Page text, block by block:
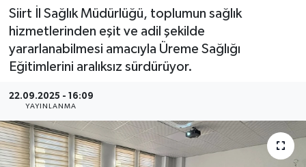
Siirt İl Sağlık Müdürlüğü, toplumun sağlık
hizmetlerinden eşit ve adil şekilde
yararlanabilmesi amacıyla Üreme Sağlığı
Eğitimlerini aralıksız sürdürüyor.
22.09.2025 - 16:09
YAYINLANMA
İLÇELER
SAĞLIK-YAŞAM
Tüm Manşetler
Son Dakika Haberleri
Haber Arşivi